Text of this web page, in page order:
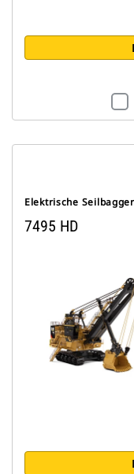
Elektrische Seilbagger
7495 HD